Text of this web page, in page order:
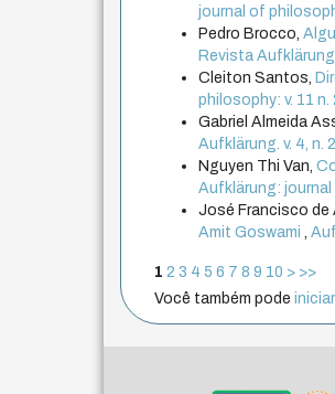
journal of
Pedro Brocco,
Revista
Cleiton Santos,
philosophy: v. 11 n.
Gabriel Almeida
Aufklärung. v. 4, n.
Nguyen Thi Van,
Aufklärung: journal
José Francisco de
Amit Goswami,
1 2 3 4 5 6 7 8 9 10 > >>
Você também pode